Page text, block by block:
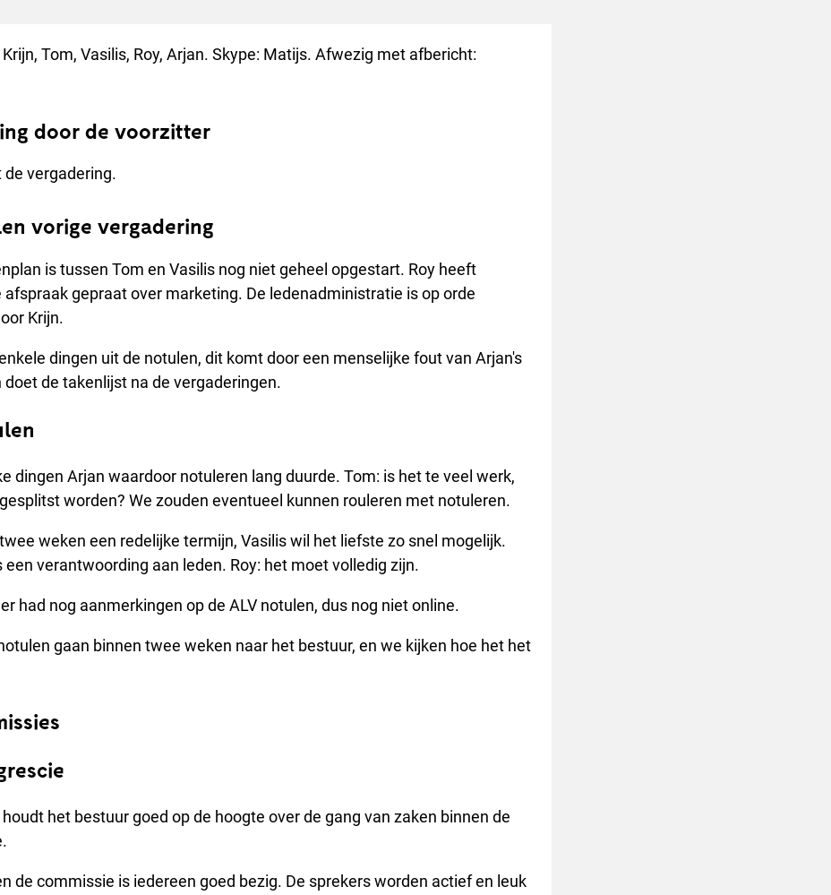
Tom, Vasilis, Roy, Arjan. Skype: Matijs. Afwezig met afbericht:
door de voorzitter
de vergadering.
vorige vergadering
is tussen Tom en Vasilis nog niet geheel opgestart. Roy heeft
afspraak gepraat over marketing. De ledenadministratie is op orde
Krijn.
dingen uit de notulen, dit komt door een menselijke fout van Arjan's
doet de takenlijst na de vergaderingen.
dingen Arjan waardoor notuleren lang duurde. Tom: is het te veel werk,
worden? We zouden eventueel kunnen rouleren met notuleren.
weken een redelijke termijn, Vasilis wil het liefste zo snel mogelijk.
een verantwoording aan leden. Roy: het moet volledig zijn.
had nog aanmerkingen op de ALV notulen, dus nog niet online.
gaan binnen twee weken naar het bestuur, en we kijken hoe het het
het bestuur goed op de hoogte over de gang van zaken binnen de
de commissie is iedereen goed bezig. De sprekers worden actief en leuk